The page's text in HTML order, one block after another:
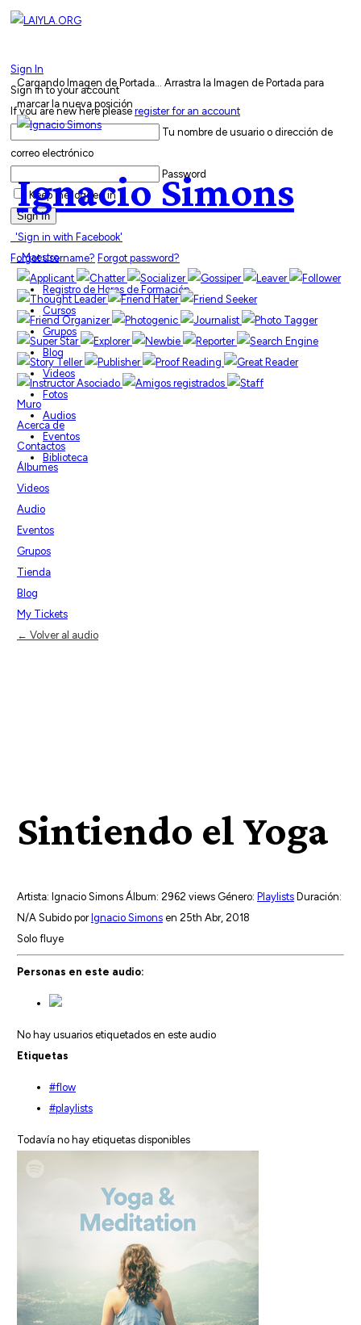
Sign In
Sign in to your account
If you are new here please register for an account
Tu nombre de usuario o dirección de
correo electrónico
Password
Keep me logged in
Sign In
'Sign in with Facebook'
Forgot username? Forgot password?
Registro de Horas de Formación
Cursos
Grupos
Blog
Videos
Fotos
Audios
Eventos
Biblioteca
Cargando Imagen de Portada... Arrastra la Imagen de Portada para
marcar la nueva posición
Ignacio Simons
Maestro
Muro
Acerca de
Contactos
Álbumes
Videos
Audio
Eventos
Grupos
Tienda
Blog
My Tickets
← Volver al audio
Sintiendo el Yoga
Artista: Ignacio Simons Álbum: 2962 views Género: Playlists Duración:
N/A Subido porIgnacio Simonsen 25th Abr, 2018
Solo fluye
Personas en este audio:
No hay usuarios etiquetados en este audio
Etiquetas
#flow
#playlists
Todavía no hay etiquetas disponibles